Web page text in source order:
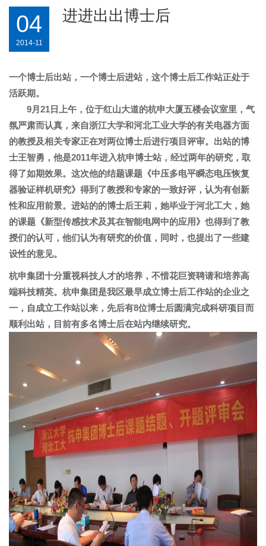
04
2014-11
进进出出博士后
一个博士后出站，一个博士后进站，这个博士后工作站正处于
活跃期。
9月 21 日上午，位于红山大道的杭申大厦五楼会议室里，气
氛严肃而认真，来自浙江大学和河北工业大学的有关电器方面
的教授及相关专家正在对两位博士后进行项目评审。出站的博
士王智勇，他是2011年进入杭申博士站，经过两年的研究，取
得了如期效果。这次他的结题课题《中压多电平瞬态电压恢复
器验证样机研究》得到了教授和专家的一致好评，认为有创新
性和应用前景。进站的的博士后王莉，她毕业于河北工大，她
的课题《新型传感技术及其在智能电网中的应用》也得到了教
授们的认可，他们认为有研究的价值，同时，也提出了一些建
设性的意见。
杭申集团十分重视科技人才的培养，不惜花巨资聘请和培养高
端科技精英。杭申集团是我区最早成立博士后工作站的企业之
一，自成立工作站以来，先后有8位博士后圆满完成科研项目而
顺利出站，目前有多名博士后在站内继续研究。